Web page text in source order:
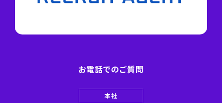
お電話でのご質問
本社